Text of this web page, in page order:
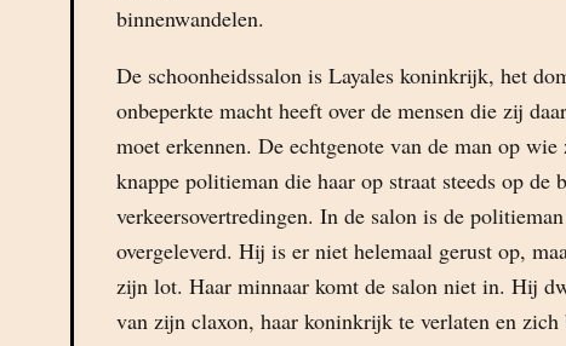
binnenwandelen.
De schoonheidssalon is Layales koninkrijk, het
onbeperkte macht heeft over de mensen die zij
moet erkennen. De echtgenote van de man op
knappe politieman die haar op straat steeds op de
verkeersovertredingen. In de salon is de
overgeleverd. Hij is er niet helemaal gerust op,
zijn lot. Haar minnaar komt de salon niet in. Hij
van zijn claxon, haar koninkrijk te verlaten en zich